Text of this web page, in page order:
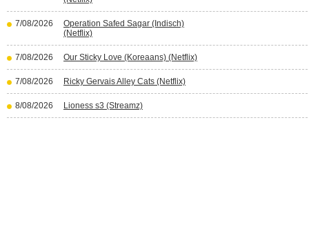
7/08/2026
Operation Safed Sagar (Indisch)
(Netflix)
7/08/2026 Our Sticky Love (Koreaans) (Netflix)
7/08/2026 Ricky Gervais Alley Cats (Netflix)
8/08/2026 Lioness s3 (Streamz)